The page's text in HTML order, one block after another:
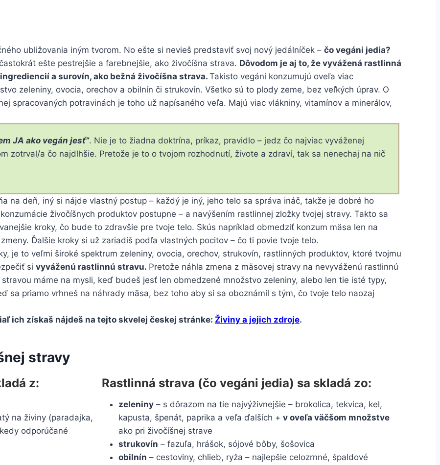
ubližovania iným tvorom. No ešte si nevieš predstaviť svoj nový jedálníček – čo vegáni jedia?
ešte pestrejšie a farebnejšie, ako živočíšna strava. Dôvodom je aj to, že vyvážená rastlinná
a surovín, ako bežná živočíšna strava.Takisto vegáni konzumujú oveľa viac
zeleniny, ovocia, orechov a obilnín či strukovín. Všetko sú to plody zeme, bez veľkých úprav. O
spracovaných potravinách je toho už napísaného veľa. Majú viac vlákniny, vitamínov a minerálov,
JA ako vegán jesť”. Nie je to žiadna doktrína, príkaz, pravidlo – jedz čo najviac vyváženej
zotrval/a čo najdlhšie. Pretože je to o tvojom rozhodnutí, živote a zdraví, tak sa nenechaj na nič
na deň, iný si nájde vlastný postup – každý je iný, jeho telo sa správa ináč, takže je dobré ho
živočíšnych produktov postupne – a navýšením rastlinnej zložky tvojej stravy. Takto sa
kroky, čo bude to zdravšie pre tvoje telo. Skús napríklad obmedziť konzum mäsa len na
Ďalšie kroky si už zariadiš podľa vlastných pocitov – čo ti povie tvoje telo.
je to veľmi široké spektrum zeleniny, ovocia, orechov, strukovín, rastlinných produktov, ktoré tvojmu
si vyváženú rastlinnú stravu. Pretože náhla zmena z mäsovej stravy na nevyváženú rastlinnú
máme na mysli, keď budeš jesť len obmedzené množstvo zeleniny, alebo len tie isté typy,
sa priamo vrhneš na náhrady mäsa, bez toho aby si sa oboznámil s tým, čo tvoje telo naozaj
ich získaš nájdeš na tejto skvelej českej stránke: Živiny a jejich zdroje.
stravy
z:
na živiny (paradajka,
odporúčané
Rastlinná strava (čo vegáni jedia) sa skladá zo:
zeleniny – s dôrazom na tie najvýživnejšie – brokolica, tekvica, kel,
kapusta, špenát, paprika a veľa ďalších + v oveľa väčšom množstve
ako pri živočíšnej strave
strukovín – fazuľa, hrášok, sójové bôby, šošovica
obilnín – cestoviny, chlieb, ryža – najlepšie celozrnné, špaldové